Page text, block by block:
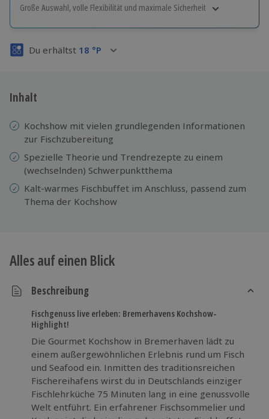
Große Auswahl, volle Flexibilität und maximale Sicherheit
Volle Flexibilität
3 Jahre gültig & verlängerbar.
Du erhältst 18 °P
Inhalt
Kochshow mit vielen grundlegenden Informationen
zur Fischzubereitung
Spezielle Theorie und Trendrezepte zu einem
(wechselnden) Schwerpunktthema
Kalt-warmes Fischbuffet im Anschluss, passend zum
Thema der Kochshow
Alles auf einen Blick
Beschreibung
Fischgenuss live erleben: Bremerhavens Kochshow-
Highlight!
Die Gourmet Kochshow in Bremerhaven lädt zu
einem außergewöhnlichen Erlebnis rund um Fisch
und Seafood ein. Inmitten des traditionsreichen
Fischereihafens wirst du in Deutschlands einziger
Fischlehrküche 75 Minuten lang in eine genussvolle
Welt entführt. Ein erfahrener Fischsommelier und